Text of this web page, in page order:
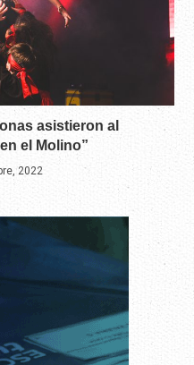
asistieron al
el Molino”
2022